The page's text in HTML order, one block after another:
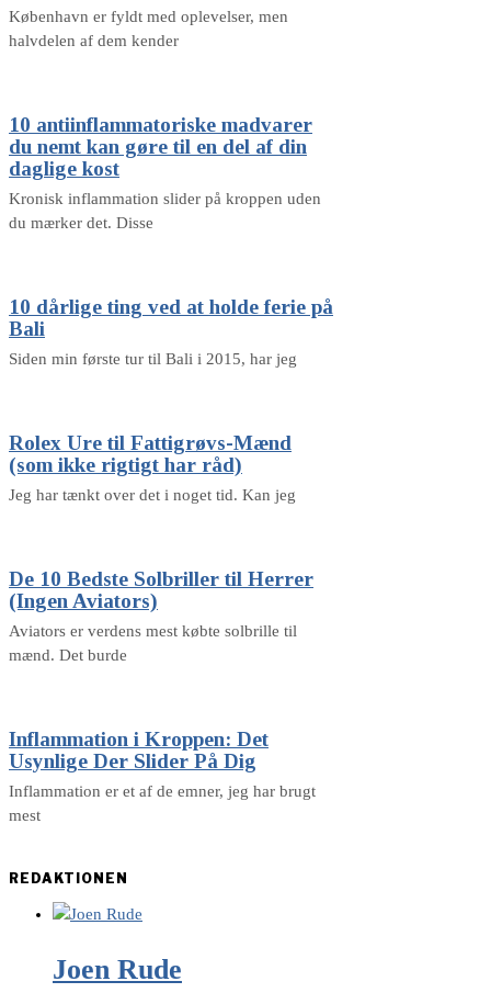
København er fyldt med oplevelser, men
halvdelen af dem kender
10 antiinflammatoriske madvarer
du nemt kan gøre til en del af din
daglige kost
Kronisk inflammation slider på kroppen uden
du mærker det. Disse
10 dårlige ting ved at holde ferie på
Bali
Siden min første tur til Bali i 2015, har jeg
Rolex Ure til Fattigrøvs-Mænd
(som ikke rigtigt har råd)
Jeg har tænkt over det i noget tid. Kan jeg
De 10 Bedste Solbriller til Herrer
(Ingen Aviators)
Aviators er verdens mest købte solbrille til
mænd. Det burde
Inflammation i Kroppen: Det
Usynlige Der Slider På Dig
Inflammation er et af de emner, jeg har brugt
mest
REDAKTIONEN
Joen Rude